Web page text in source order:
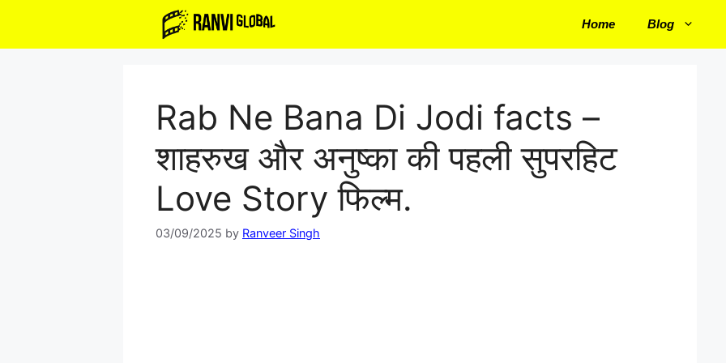
content
Home Blog
Rab Ne Bana Di Jodi facts –
शाहरुख और अनुष्का की पहली सुपरहिट
Love Story फिल्म.
03/09/2025 by Ranveer Singh